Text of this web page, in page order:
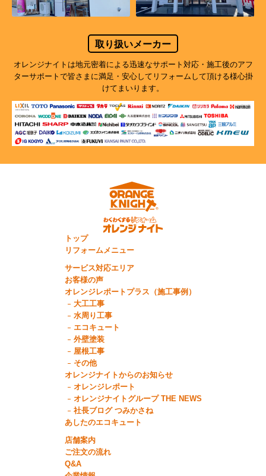
取り扱いメーカー
オレンジナイトは地元密着による迅速なサポート対応・施工後のアフ
ターサポートで皆さまに満足・安心してリフォームして頂ける様心掛
けてまいります。
トップ
リフォームメニュー
サービス対応エリア
お客様の声
オレンジレポートプラス（施工事例）
大工工事
水周り工事
エコキュート
外壁塗装
屋根工事
その他
オレンジナイトからのお知らせ
オレンジレポート
オレンジナイトグループ THE NEWS
社長ブログ つみかさね
あしたのエコキュート
店舗案内
ご注文の流れ
Q&A